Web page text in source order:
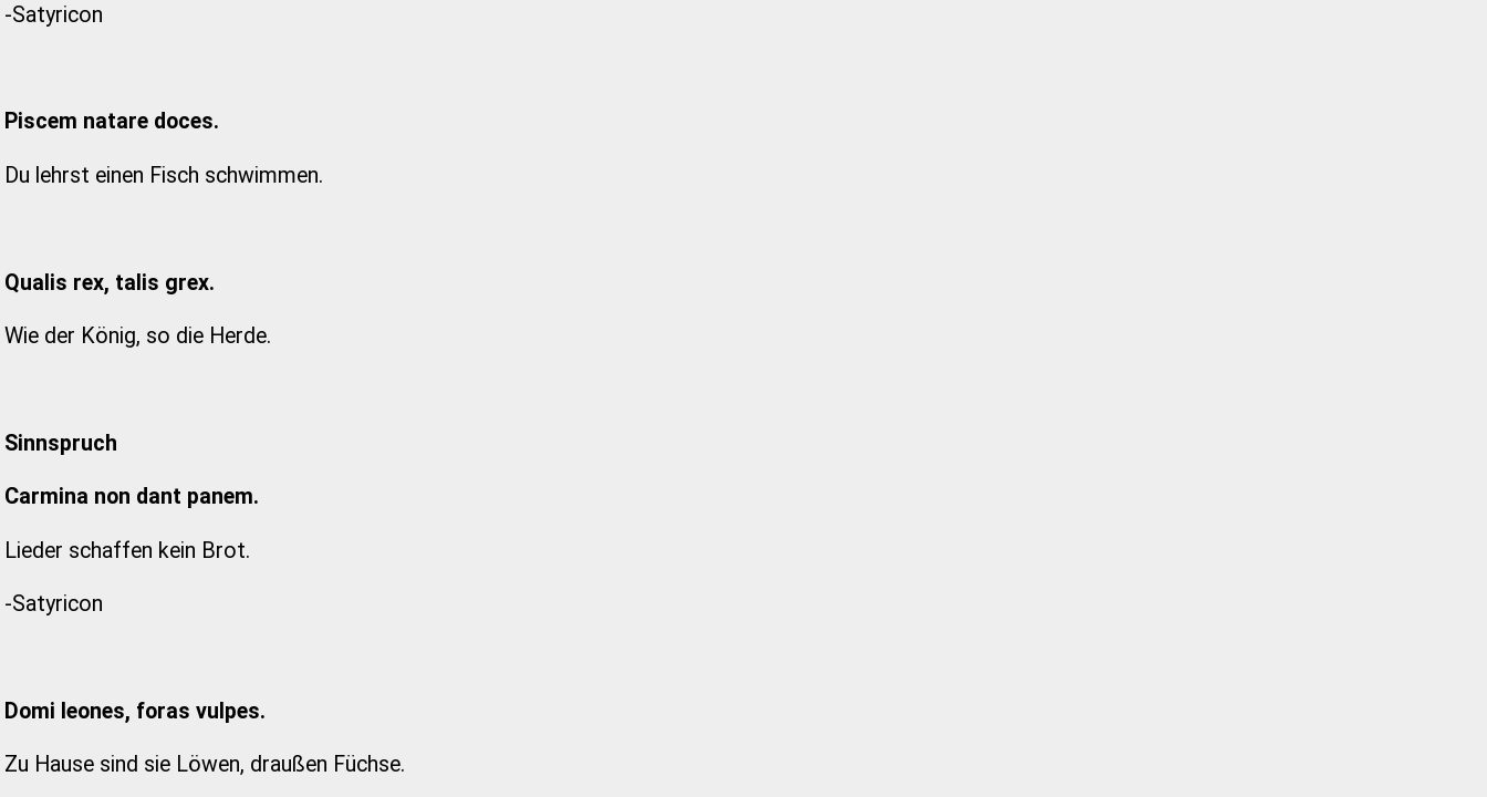
-Satyricon
Piscem natare doces.
Du lehrst einen Fisch schwimmen.
Qualis rex, talis grex.
Wie der König, so die Herde.
Sinnspruch
Carmina non dant panem.
Lieder schaffen kein Brot.
-Satyricon
Domi leones, foras vulpes.
Zu Hause sind sie Löwen, draußen Füchse.